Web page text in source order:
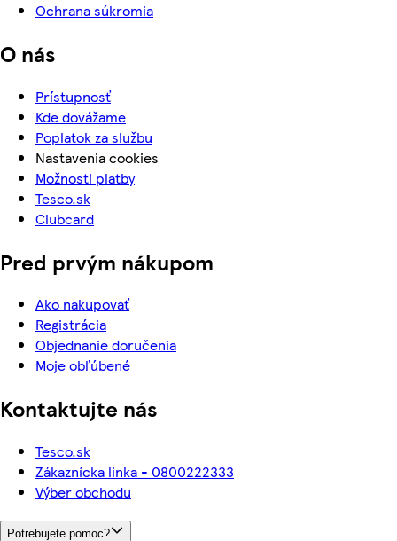
Ochrana súkromia
O nás
Prístupnosť
Kde dovážame
Poplatok za službu
Nastavenia cookies
Možnosti platby
Tesco.sk
Clubcard
Pred prvým nákupom
Ako nakupovať
Registrácia
Objednanie doručenia
Moje obľúbené
Kontaktujte nás
Tesco.sk
Zákaznícka linka - 0800222333
Výber obchodu
Potrebujete pomoc?